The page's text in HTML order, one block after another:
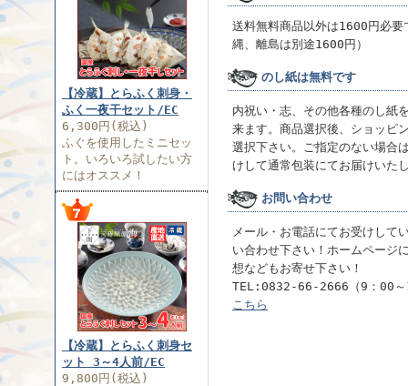
【冷蔵】とらふく刺身・
ふく一夜干セット/EC
6,300円(税込)
ふぐを使用したミニセッ
ト。いろいろ試したい方
にはオススメ！
【冷蔵】とらふく刺身セ
ット 3～4人前/EC
9,800円(税込)
送料無料商品以外は1600円必要
縄、離島は別途1600円）
のし紙は無料です
内祝い・志、その他各種のし紙
来ます。商品選択後、ショッピ
選択下さい。ご指定のない場合
けして通常包装にてお届けいた
お問い合わせ
メール・お電話にてお受けして
い合わせ下さい！ホームページ
想などもお寄せ下さい！
TEL:0832-66-2666（9：00
こちら